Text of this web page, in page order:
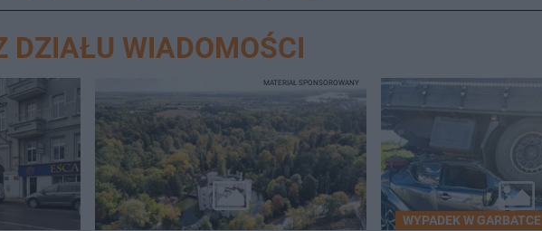
DZIAŁU WIADOMOŚCI
MATERIAŁ SPONSOROWANY
WYPADEK W GARBATCE